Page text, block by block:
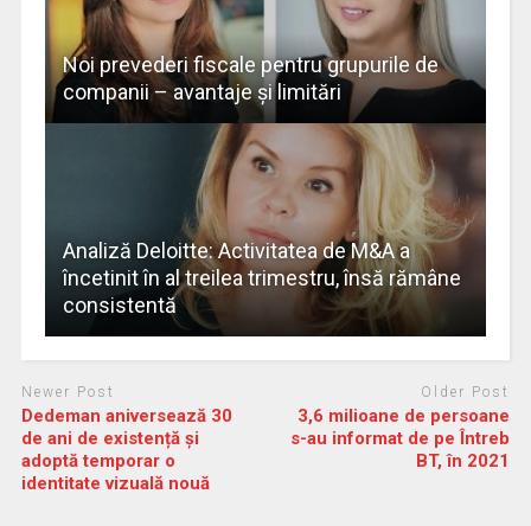
Noi prevederi fiscale pentru grupurile de
companii – avantaje și limitări
Analiză Deloitte: Activitatea de M&A a
încetinit în al treilea trimestru, însă rămâne
consistentă
Newer Post
Dedeman aniversează 30
de ani de existență și
adoptă temporar o
identitate vizuală nouă
Older Post
3,6 milioane de persoane
s-au informat de pe Întreb
BT, în 2021